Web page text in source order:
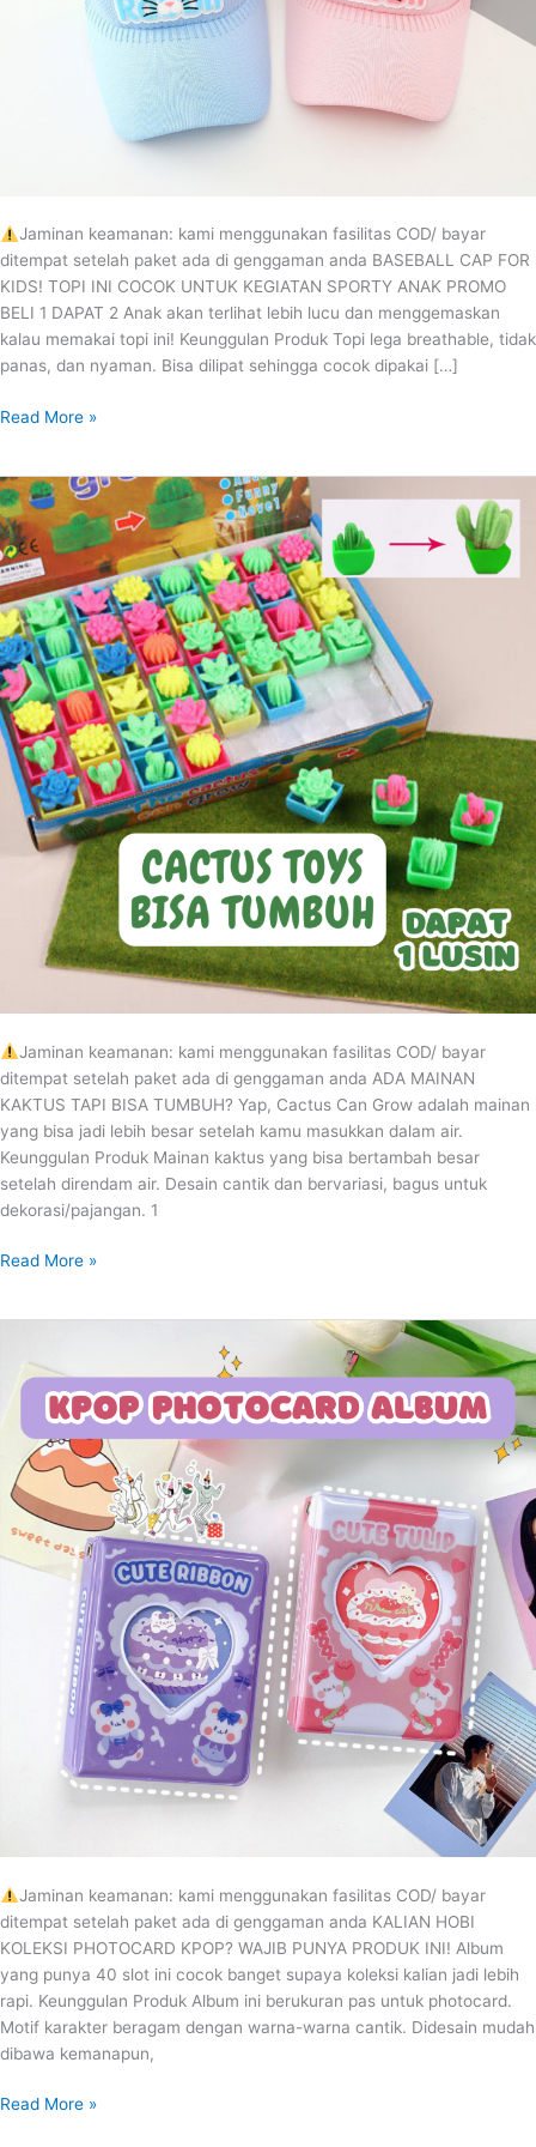
Jaminan keamanan: kami menggunakan fasilitas COD/ bayar
ditempat setelah paket ada di genggaman anda BASEBALL CAP FOR
KIDS! TOPI INI COCOK UNTUK KEGIATAN SPORTY ANAK PROMO
BELI 1 DAPAT 2 Anak akan terlihat lebih lucu dan menggemaskan
kalau memakai topi ini! Keunggulan Produk Topi lega breathable, tidak
panas, dan nyaman. Bisa dilipat sehingga cocok dipakai […]
Read More »
Jaminan keamanan: kami menggunakan fasilitas COD/ bayar
ditempat setelah paket ada di genggaman anda ADA MAINAN
KAKTUS TAPI BISA TUMBUH? Yap, Cactus Can Grow adalah mainan
yang bisa jadi lebih besar setelah kamu masukkan dalam air.
Keunggulan Produk Mainan kaktus yang bisa bertambah besar
setelah direndam air. Desain cantik dan bervariasi, bagus untuk
dekorasi/pajangan. 1
1
LUSIN
CACTUS
TOYS
BISA
TUMBUH
Read More »
Jaminan keamanan: kami menggunakan fasilitas COD/ bayar
ditempat setelah paket ada di genggaman anda KALIAN HOBI
KOLEKSI PHOTOCARD KPOP? WAJIB PUNYA PRODUK INI! Album
yang punya 40 slot ini cocok banget supaya koleksi kalian jadi lebih
rapi. Keunggulan Produk Album ini berukuran pas untuk photocard.
Motif karakter beragam dengan warna-warna cantik. Didesain mudah
dibawa kemanapun,
PHOTOCARD
ALBUM
Read More »